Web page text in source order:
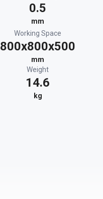
0.5
mm
Working Space
800x800x500
mm
Weight
14.6
kg